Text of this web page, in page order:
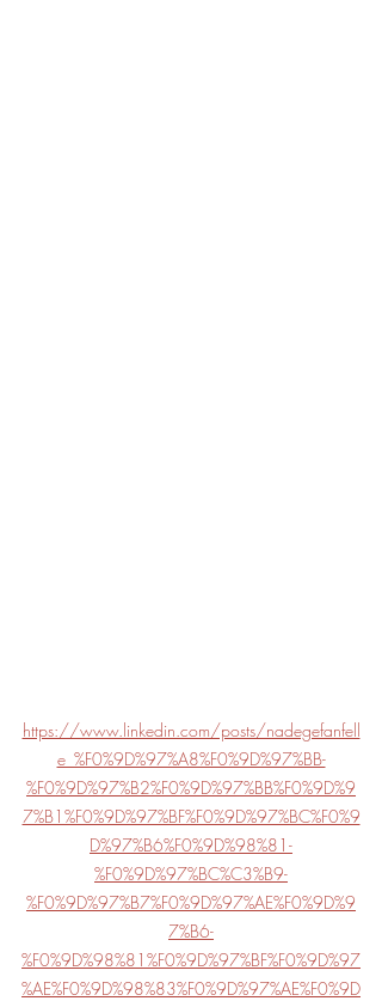
https://www.linkedin.com/posts/nadegefanfell
e_%F0%9D%97%A8%F0%9D%97%BB-
%F0%9D%97%B2%F0%9D%97%BB%F0%9D%9
7%B1%F0%9D%97%BF%F0%9D%97%BC%F0%9
D%97%B6%F0%9D%98%81-
%F0%9D%97%BC%C3%B9-
%F0%9D%97%B7%F0%9D%97%AE%F0%9D%9
7%B6-
%F0%9D%98%81%F0%9D%97%BF%F0%9D%97
%AE%F0%9D%98%83%F0%9D%97%AE%F0%9D